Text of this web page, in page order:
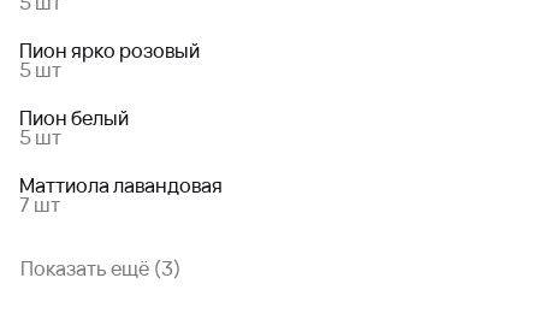
Пион ярко розовый
5 шт
Пион белый
5 шт
Маттиола лавандовая
7 шт
Показать ещё (3)